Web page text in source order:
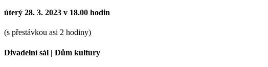
úterý 28. 3. 2023 v 18.00 hodin
(s přestávkou asi 2 hodiny)
Divadelní sál | Dům kultury